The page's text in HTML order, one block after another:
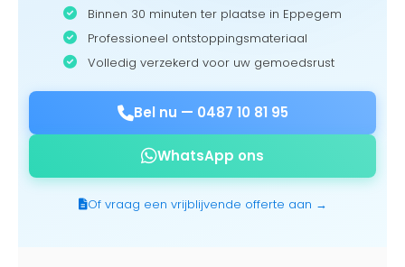
Binnen 30 minuten ter plaatse in Eppegem
Professioneel ontstoppingsmateriaal
Volledig verzekerd voor uw gemoedsrust
Bel nu — 0487 10 81 95
WhatsApp ons
Of vraag een vrijblijvende offerte aan →